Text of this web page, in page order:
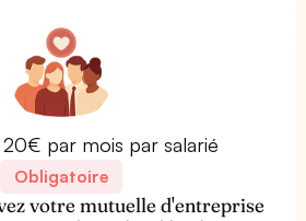
par mois par salarié
Obligatoire
votre mutuelle d'entreprise